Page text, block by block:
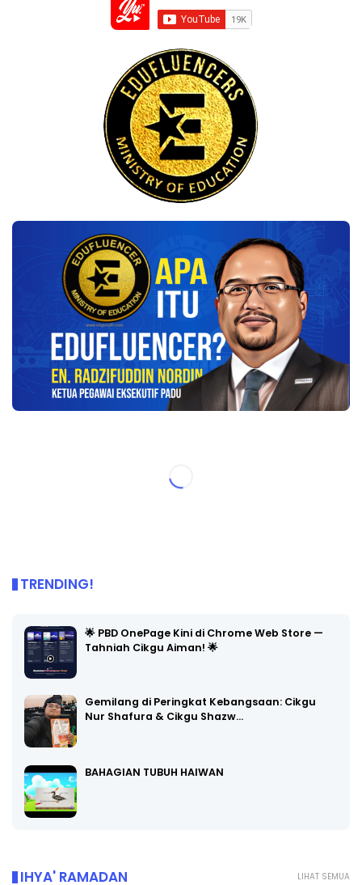
TRENDING!
🌟 PBD OnePage Kini di Chrome Web Store —
Tahniah Cikgu Aiman! 🌟
Gemilang di Peringkat Kebangsaan: Cikgu
Nur Shafura & Cikgu Shazw…
BAHAGIAN TUBUH HAIWAN
LIHAT SEMUA
IHYA' RAMADAN